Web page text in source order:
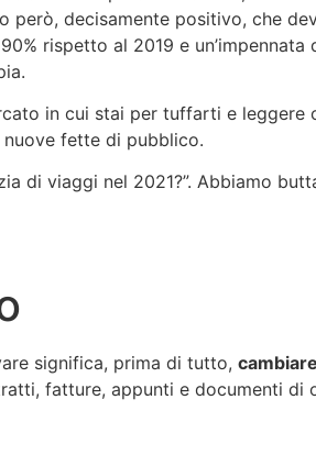
però, decisamente positivo, che
rispetto al 2019 e un’impennata
in cui stai per tuffarti e leggere
fette di pubblico.
di viaggi nel 2021?”. Abbiamo
significa, prima di tutto,
fatture, appunti e documenti di